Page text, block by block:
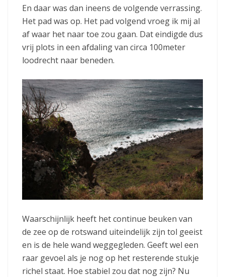
En daar was dan ineens de volgende verrassing.
Het pad was op. Het pad volgend vroeg ik mij al
af waar het naar toe zou gaan. Dat eindigde dus
vrij plots in een afdaling van circa 100meter
loodrecht naar beneden.
Waarschijnlijk heeft het continue beuken van
de zee op de rotswand uiteindelijk zijn tol geeist
en is de hele wand weggegleden. Geeft wel een
raar gevoel als je nog op het resterende stukje
richel staat. Hoe stabiel zou dat nog zijn? Nu